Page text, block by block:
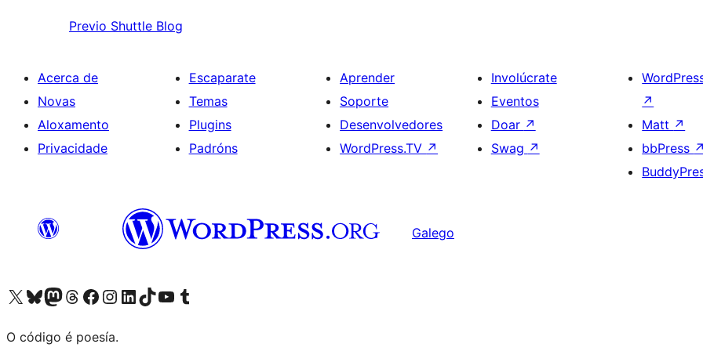
Previo Shuttle Blog
Acerca de
Novas
Aloxamento
Privacidade
Escaparate
Temas
Plugins
Padróns
Aprender
Soporte
Desenvolvedores
WordPress.TV ↗
Involúcrate
Eventos
Doar ↗
Swag ↗
↗
Matt ↗
bbPress ↗
Galego
Visita la cuenta de X (anteriormente Twitter)
Visita a nosa conta de Bluesky
Visita a nosa conta de Mastodon
Visita a nosa conta de Threads
Visita a nosa páxina de Facebook
Visita a nosa conta de Instagram
Visita a nosa conta de LinkedIn
Visita a nosa conta de TikTok
Visita a nosa canle de YouTube
Visita a nosa conta de Tumblr
O código é poesía.